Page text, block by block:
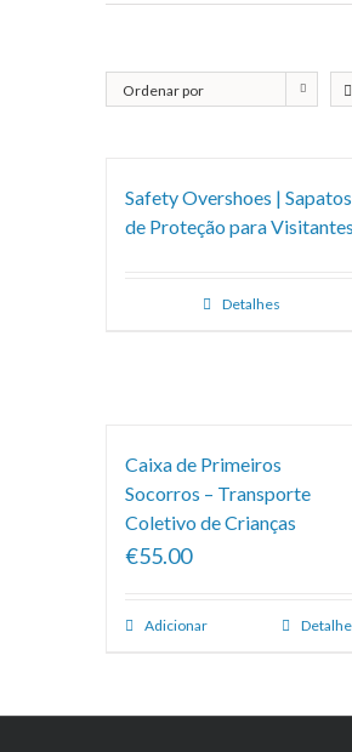
Ordenar por
Safety Overshoes | Sapatos
de Proteção para Visitantes
Detalhes
Caixa de Primeiros
Socorros – Transporte
Coletivo de Crianças
€55.00
Adicionar